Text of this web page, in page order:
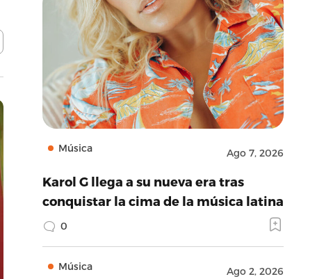
Música Ago 7, 2026
Karol G llega a su nueva era tras
conquistar la cima de la música latina
0
Música Ago 2, 2026